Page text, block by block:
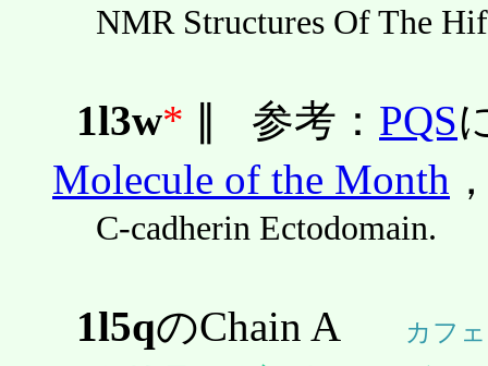
NMR Structures Of The
1l3w* 参考： PQS
Molecule of the Month
C-cadherin Ectodomain.
1l5qのChain A カフ